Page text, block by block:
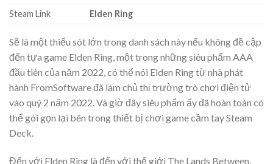
Steam Link
Elden Ring
Sẽ là một thiếu sót lớn trong danh sách này nếu không đề cập
đến tựa game Elden Ring, một trong những siêu phẩm AAA
đầu tiên của năm 2022, có thể nói Elden Ring từ nhà phát
hành FromSoftware đã làm chủ thị trường trò chơi điện tử
vào quý 2 năm 2022. Và giờ đây siêu phẩm ấy đã hoàn toàn có
thể gói gọn lại bên trong thiết bị chơi game cầm tay Steam
Deck.
Đến với Elden Ring là đến với thế giới The Lands Between,